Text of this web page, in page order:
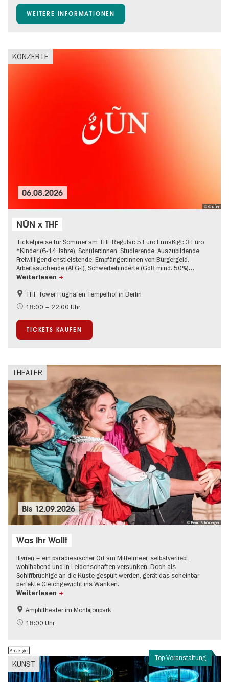
Gratis
Kinder
Ticket-Tipp
WEITERE INFORMATIONEN
KONZERTE
© © NŪN
06.08.2026
NŪN x THF
Ticketpreise für Sommer am THF Regulär: 5 Euro Ermäßigt: 3 Euro
*Kinder (6-14 Jahre), Schüler:innen, Studierende, Auszubildende,
Freiwilligendienstleistende, Empfänger:innen von Bürgergeld,
Arbeitssuchende (ALG-I), Schwerbehinderte (GdB mind. 50%)…
Weiterlesen
Experimentelle und zeitgenössische Musik
Kultursommer
THF Tower Flughafen Tempelhof in Berlin
18:00 – 22:00 Uhr
TICKETS KAUFEN
THEATER
© Bernd Schönberger
Bis 12.09.2026
Was Ihr Wollt
Illyrien – ein paradiesischer Ort am Mittelmeer, selbstverliebt,
wohlhabend und in Leidenschaften versunken. Doch als
Schiffbrüchige an die Küste gespült werden, gerät das scheinbar
perfekte Gleichgewicht ins Wanken.
Weiterlesen
Kultursommer
Open Air
Amphitheater im Monbijoupark
18:00 Uhr
Top-Veranstaltung
KUNST
Anzeige